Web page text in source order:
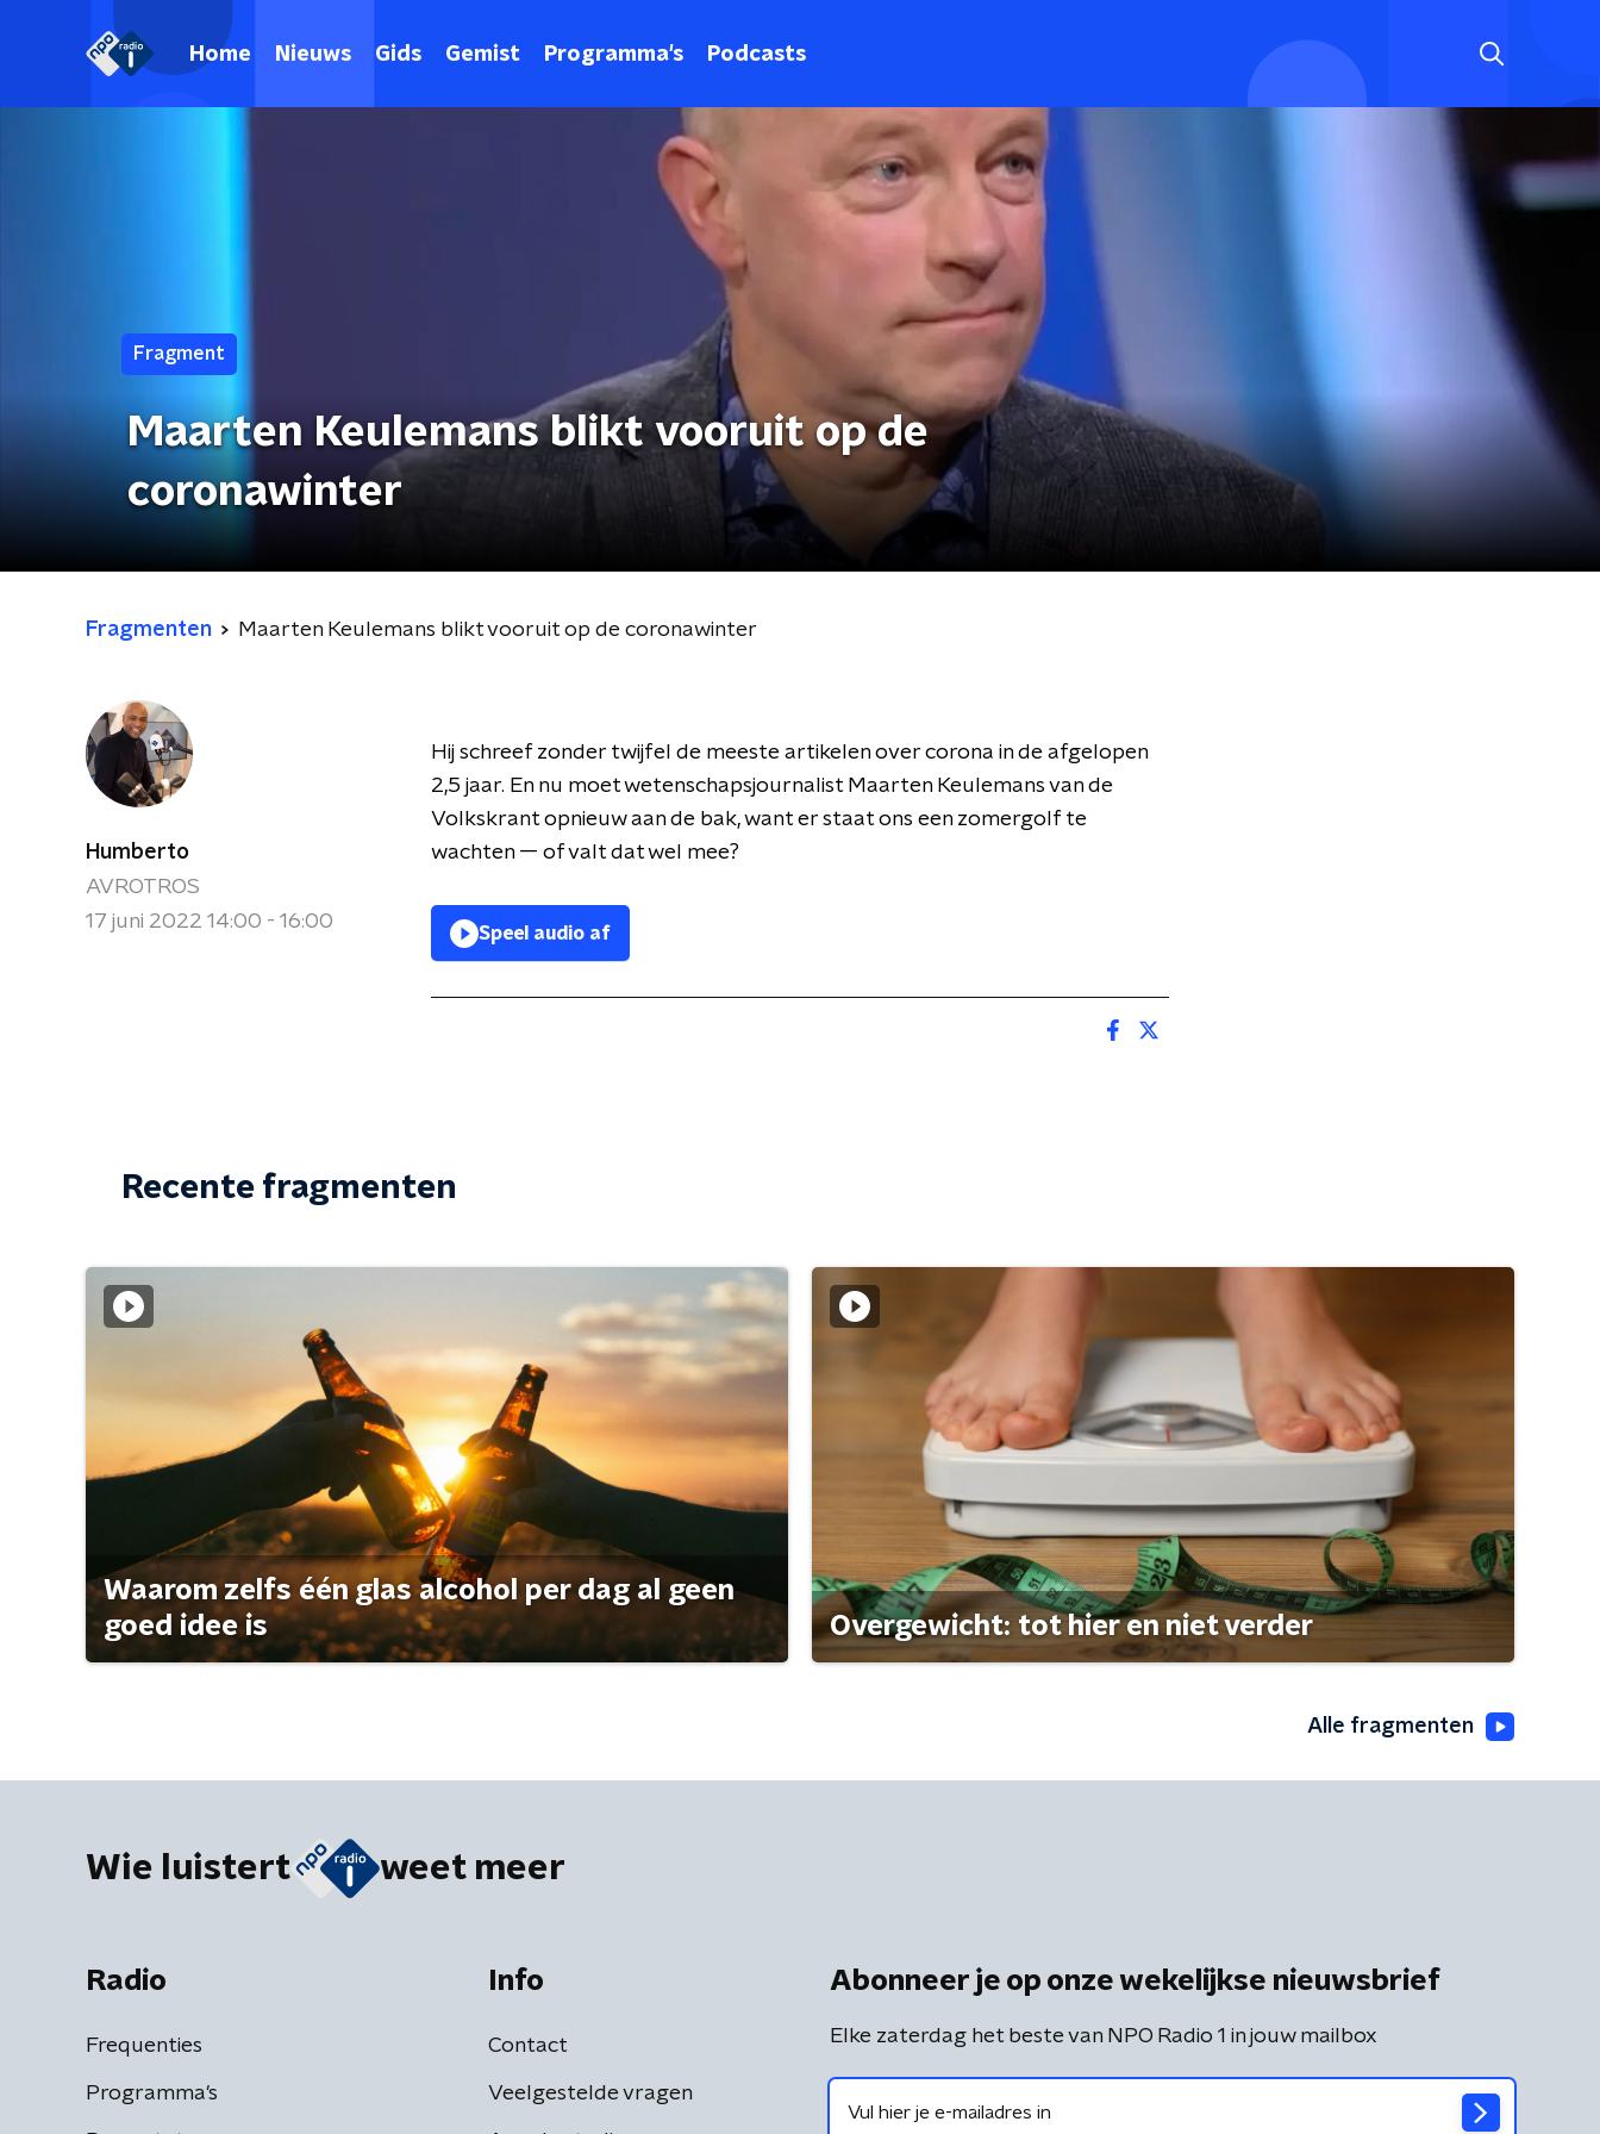
Home Nieuws Gids Gemist Programma's Podcasts
Fragment
Maarten Keulemans blikt vooruit op de
coronawinter
Fragmenten Maarten Keulemans blikt vooruit op de coronawinter
Humberto
AVROTROS
17 juni 2022 14:00 - 16:00
Hij schreef zonder twijfel de meeste artikelen over corona in de afgelopen
2,5 jaar. En nu moet wetenschapsjournalist Maarten Keulemans van de
Volkskrant opnieuw aan de bak, want er staat ons een zomergolf te
wachten — of valt dat wel mee?
Speel audio af
Recente fragmenten
Waarom zelfs één glas alcohol per dag al geen
goed idee is
Overgewicht: tot hier en niet verder
Alle fragmenten
Wie luistert weet meer
Radio
Frequenties
Programma's
Info
Contact
Veelgestelde vragen
Abonneer je op onze wekelijkse nieuwsbrief
Elke zaterdag het beste van NPO Radio 1 in jouw mailbox